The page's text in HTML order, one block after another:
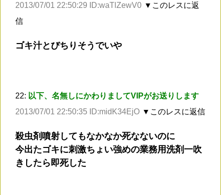
2013/07/01 22:50:29 ID:waTlZewV0 ▼このレスに返
信
ゴキ汁とびちりそうでいや
22: 以下、名無しにかわりましてVIPがお送りします
2013/07/01 22:50:35 ID:midK34EjO ▼このレスに返信
殺虫剤噴射してもなかなか死なないのに
今出たゴキに刺激ちょい強めの業務用洗剤一吹
きしたら即死した